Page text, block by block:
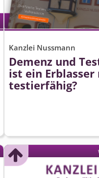
Kanzlei Nussmann
Demenz und
ist ein Erblasser
testierfähig?